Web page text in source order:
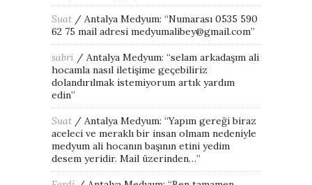
Suat / Antalya Medyum: “Numarası 0535 590
62 75 mail adresi medyumalibey@gmail.com”
sabri / Antalya Medyum: “selam arkadaşım ali
hocamla nasıl iletişime geçebiliriz
dolandırılmak istemiyorum artık yardım
edin”
Suat / Antalya Medyum: “Yapım gereği biraz
aceleci ve meraklı bir insan olmam nedeniyle
medyum ali hocanın başının etini yedim
desem yeridir. Mail üzerinden…”